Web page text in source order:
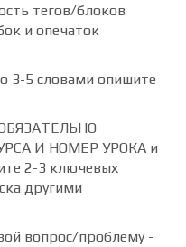
тегов/блоков
и опечаток
3-5 словами опишите
И НОМЕР УРОКА и
2-3 ключевых
другими
вопрос/проблему -